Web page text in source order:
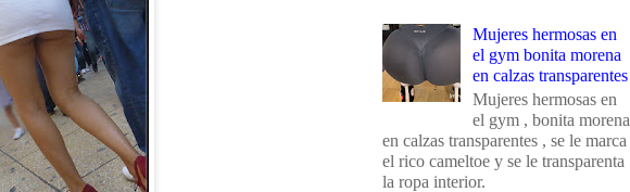
Mujeres hermosas en
el gym bonita morena
en calzas transparentes
Mujeres hermosas en
el gym , bonita morena
en calzas transparentes , se le marca
el rico cameltoe y se le transparenta
la ropa interior.